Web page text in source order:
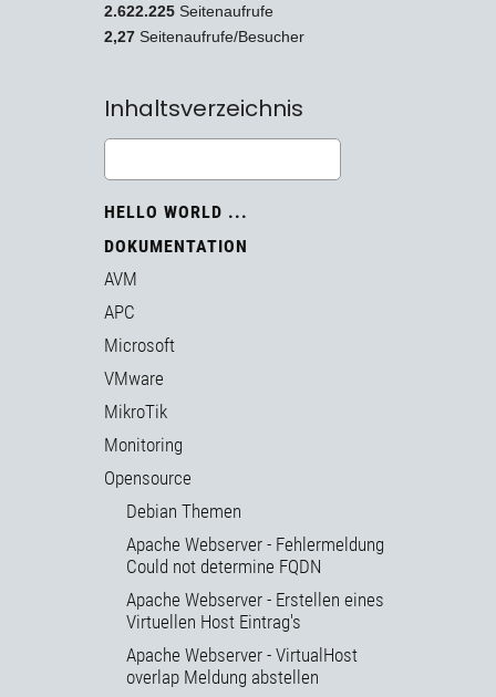
2.622.225 Seitenaufrufe
2,27 Seitenaufrufe/Besucher
Inhaltsverzeichnis
HELLO WORLD ...
DOKUMENTATION
AVM
APC
Microsoft
VMware
MikroTik
Monitoring
Opensource
Debian Themen
Apache Webserver - Fehlermeldung
Could not determine FQDN
Apache Webserver - Erstellen eines
Virtuellen Host Eintrag's
Apache Webserver - VirtualHost
overlap Meldung abstellen